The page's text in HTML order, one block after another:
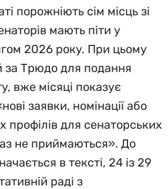
порожніють сім місць зі
мають піти у
2026 року. При цьому
за Трюдо для подання
вже місяці показує
заявки, номінації або
профілів для сенаторських
не приймаються». До
в тексті, 24 із 29
раді з